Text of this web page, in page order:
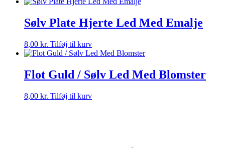
Sølv Plate Hjerte Led Med Emalje
8,00 kr. Tilføj til kurv
Flot Guld / Sølv Led Med Blomster
8,00 kr. Tilføj til kurv